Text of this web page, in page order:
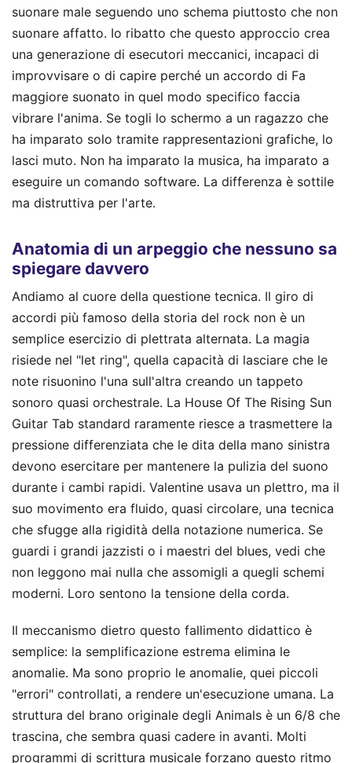
suonare male seguendo uno schema piuttosto che non
suonare affatto. Io ribatto che questo approccio crea
una generazione di esecutori meccanici, incapaci di
improvvisare o di capire perché un accordo di Fa
maggiore suonato in quel modo specifico faccia
vibrare l'anima. Se togli lo schermo a un ragazzo che
ha imparato solo tramite rappresentazioni grafiche, lo
lasci muto. Non ha imparato la musica, ha imparato a
eseguire un comando software. La differenza è sottile
ma distruttiva per l'arte.
Anatomia di un arpeggio che nessuno sa
spiegare davvero
Andiamo al cuore della questione tecnica. Il giro di
accordi più famoso della storia del rock non è un
semplice esercizio di plettrata alternata. La magia
risiede nel "let ring", quella capacità di lasciare che le
note risuonino l'una sull'altra creando un tappeto
sonoro quasi orchestrale. La House Of The Rising Sun
Guitar Tab standard raramente riesce a trasmettere la
pressione differenziata che le dita della mano sinistra
devono esercitare per mantenere la pulizia del suono
durante i cambi rapidi. Valentine usava un plettro, ma il
suo movimento era fluido, quasi circolare, una tecnica
che sfugge alla rigidità della notazione numerica. Se
guardi i grandi jazzisti o i maestri del blues, vedi che
non leggono mai nulla che assomigli a quegli schemi
moderni. Loro sentono la tensione della corda.
Il meccanismo dietro questo fallimento didattico è
semplice: la semplificazione estrema elimina le
anomalie. Ma sono proprio le anomalie, quei piccoli
"errori" controllati, a rendere un'esecuzione umana. La
struttura del brano originale degli Animals è un 6/8 che
trascina, che sembra quasi cadere in avanti. Molti
programmi di scrittura musicale forzano questo ritmo